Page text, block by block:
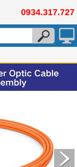
0934.317.727